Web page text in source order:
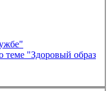
теме "Здоровый образ